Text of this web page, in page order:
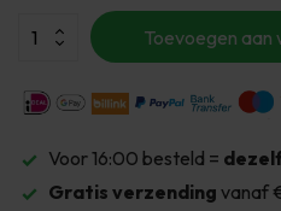
Toevoegen aan
Voor 16:00 besteld =
Gratis verzending vanaf